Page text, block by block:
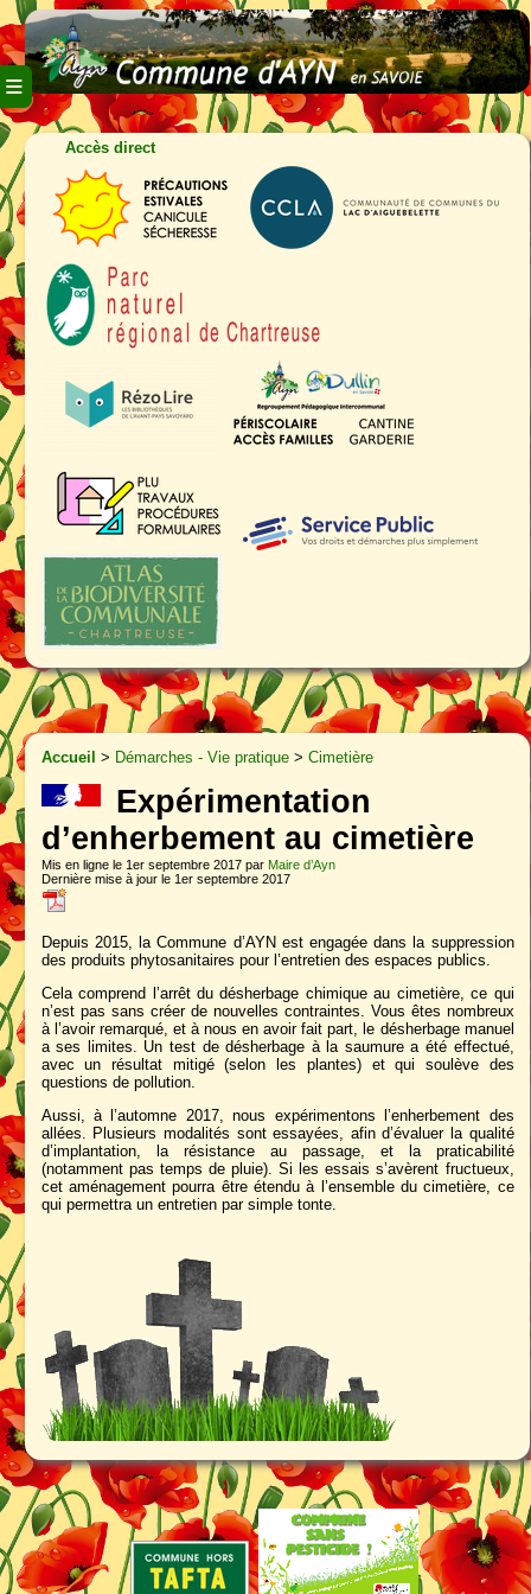
≡
Accès direct
Accueil > Démarches - Vie pratique> Cimetière
Expérimentation
d’enherbement au cimetière
Mis en ligne le 1er septembre 2017 par Maire d’Ayn
Dernière mise à jour le 1er septembre 2017
Depuis 2015, la Commune d’AYN est engagée dans la suppression
des produits phytosanitaires pour l’entretien des espaces publics.
Cela comprend l’arrêt du désherbage chimique au cimetière, ce qui
n’est pas sans créer de nouvelles contraintes. Vous êtes nombreux
à l’avoir remarqué, et à nous en avoir fait part, le désherbage manuel
a ses limites. Un test de désherbage à la saumure a été effectué,
avec un résultat mitigé (selon les plantes) et qui soulève des
questions de pollution.
Aussi, à l’automne 2017, nous expérimentons l’enherbement des
allées. Plusieurs modalités sont essayées, afin d’évaluer la qualité
d’implantation, la résistance au passage, et la praticabilité
(notamment pas temps de pluie). Si les essais s’avèrent fructueux,
cet aménagement pourra être étendu à l’ensemble du cimetière, ce
qui permettra un entretien par simple tonte.